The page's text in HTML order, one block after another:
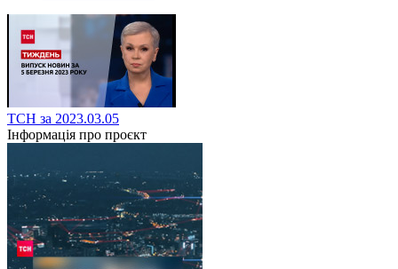
ТСН за 2023.03.05
Інформація про проєкт